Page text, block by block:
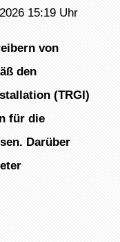
15:19 Uhr
von
den
(TRGI)
für die
Darüber